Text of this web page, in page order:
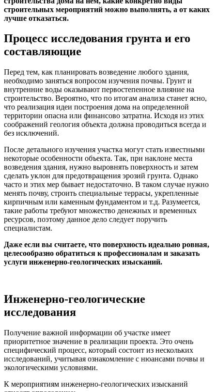
строительных мероприятий можно выполнять, а от каких
лучше отказаться.
Процесс исследования грунта и его
составляющие
Перед тем, как планировать возведение любого здания,
необходимо заняться вопросом изучения почвы. Грунт и
внутренние воды оказывают первостепенное влияние на
строительство. Вероятно, что по итогам анализа станет ясно,
что реализация идеи построения дома на определенной
территории опасна или финансово затратна. Исходя из этих
соображений геология объекта должна проводиться всегда и
без исключений.
После детального изучения участка могут стать известными
некоторые особенности объекта. Так, при наклоне места
возведения здания, нужно выровнять поверхность и затем
сделать уклон для предотвращения эрозий грунта. Однако
часто и этих мер бывает недостаточно. В таком случае нужно
менять почву, строить специальные террасы, укрепленные
кирпичным или каменным фундаментом и т.д. Разумеется,
такие работы требуют множество денежных и временных
ресурсов, поэтому данное дело следует поручить
специалистам.
Даже если вы считаете, что поверхность идеально ровная,
целесообразно обратиться к профессионалам и заказать
услуги инженерно-геологических изысканий.
Инженерно-геологические
исследования
Получение важной информации об участке имеет
приоритетное значение в реализации проекта. Это очень
специфический процесс, который состоит из нескольких
исследований, учитывая ознакомление с нюансами почвы и
экологическими условиями.
К мероприятиям инженерно-геологических изысканий